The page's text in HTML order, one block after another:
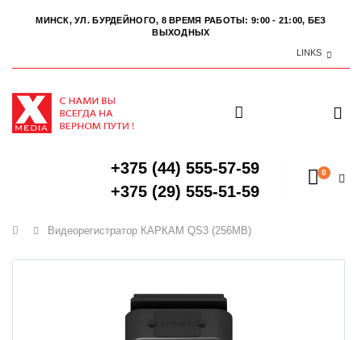
МИНСК, УЛ. БУРДЕЙНОГО, 8 ВРЕМЯ РАБОТЫ: 9:00 - 21:00, БЕЗ
ВЫХОДНЫХ
LINKS
+375 (44) 555-57-59
+375 (29) 555-51-59
0
Главная
Видеорегистратор КАРКАМ QS3 (256MB)